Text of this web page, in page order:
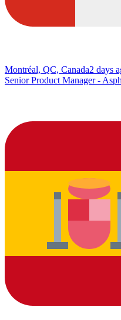
Montréal, QC, Canada2 days
Senior Product Manager -